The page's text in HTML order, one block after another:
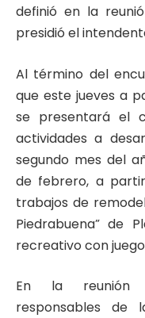
definió en la
presidió el
Al término del
que este jueves a
se presentará el
actividades a
segundo mes del
de febrero, a
trabajos de
Piedrabuena” de
recreativo con
En la reunión
responsables de